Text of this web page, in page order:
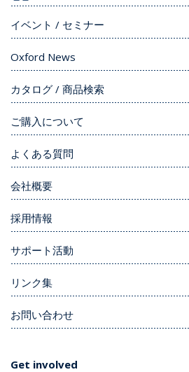
イベント / セミナー
Oxford News
カタログ / 商品検索
ご購入について
よくある質問
会社概要
採用情報
サポート活動
リンク集
お問い合わせ
Get involved